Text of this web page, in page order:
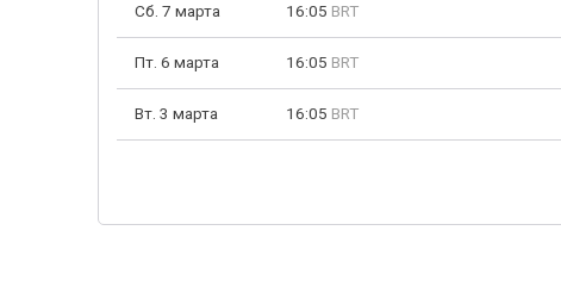
Сб. 7 марта 16:05 BRT
Пт. 6 марта 16:05 BRT
Вт. 3 марта 16:05 BRT